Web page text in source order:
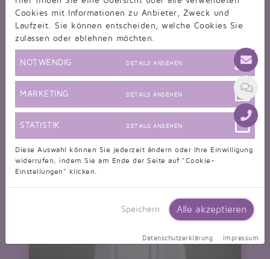
kurz schlicht Wasserfallkragen Perlen Standesamt
nur 259,99 EUR
Cookies mit Informationen zu Anbieter, Zweck und
Laufzeit. Sie können entscheiden, welche Cookies Sie
zulassen oder ablehnen möchten.
NOTWENDIG DETAILS ANSEHEN
MARKETING DETAILS ANSEHEN
STATISTIK DETAILS ANSEHEN
Diese Auswahl können Sie jederzeit ändern oder Ihre Einwilligung
widerrufen, indem Sie am Ende der Seite auf "Cookie-
Einstellungen" klicken.
Speichern Alle akzeptieren
Datenschutzerklärung Impressum